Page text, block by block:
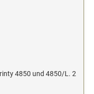
4850 und 4850/L. 2